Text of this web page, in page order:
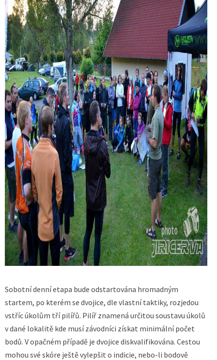
Sobotní denní etapa bude odstartována hromadným
startem, po kterém se dvojice, dle vlastní taktiky, rozjedou
vstříc úkolům tří pilířů. Pilíř znamená určitou soustavu úkolů
v dané lokalitě kde musí závodníci získat minimální počet
bodů. V opačném případě je dvojice diskvalifikována. Cestou
mohou své skóre ještě vylepšit o indicie, nebo-li bodově